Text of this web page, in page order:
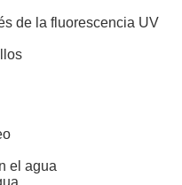
de la fluorescencia UV
el agua